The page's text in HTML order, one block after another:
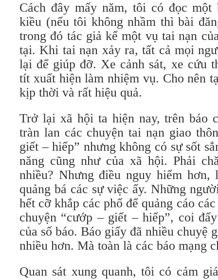
Cách đây mấy năm, tôi có đọc
kiều (nếu tôi không nhầm thì bài
trong đó tác giả kể một vụ tai nạn
tại. Khi tai nạn xảy ra, tất cả mọi
lại để giúp đỡ. Xe cảnh sát, xe cứu
tít xuất hiện làm nhiệm vụ. Cho nên
kịp thời và rất hiệu quả.
Trở lại xã hội ta hiện nay, trên báo
tràn lan các chuyện tai nạn giao
giết – hiếp” nhưng không có sự sốt
năng cũng như của xã hội. Phải
nhiều? Nhưng điều nguy hiểm
quảng bá các sự việc ấy. Những
hết cỡ khắp các phố để quảng cáo
chuyện “cướp – giết – hiếp”, coi
của số báo. Báo giấy đã nhiều chuyệ
nhiều hơn. Mà toàn là các báo mạng
Quan sát xung quanh, tôi có cảm